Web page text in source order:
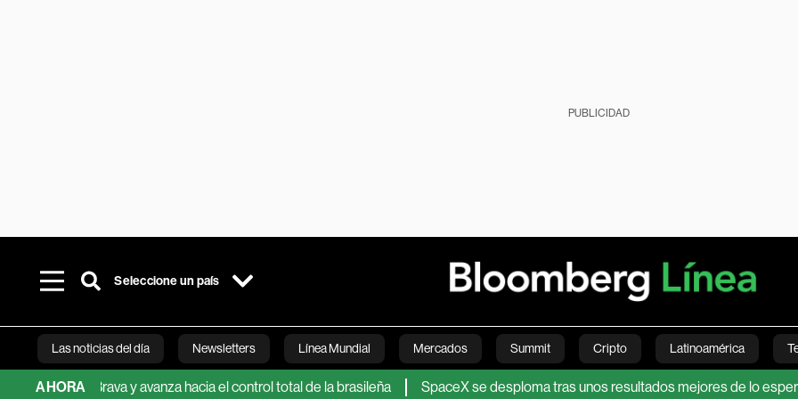
PUBLICIDAD
Seleccione un país
Las noticias del día Newsletters Línea Mundial Mercados Summit Cripto Latinoamérica
Bloomberg Green Economía Estilo de vida Mundo Videos
AHORA
de Brava y avanza hacia el control total de la brasileña SpaceX se desploma tras unos resultados mejores de lo esperado: